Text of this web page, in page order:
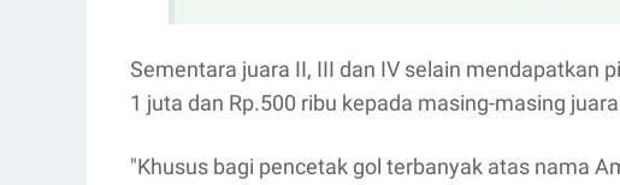
Sementara juara II, III dan IV selain mendapatkan
1 juta dan Rp.500 ribu kepada masing-masing
"Khusus bagi pencetak gol terbanyak atas nama